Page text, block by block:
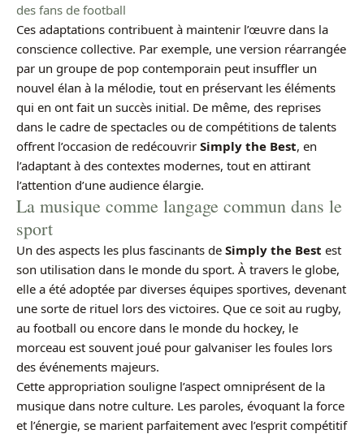
des fans de football
Ces adaptations contribuent à maintenir l’œuvre dans la
conscience collective. Par exemple, une version réarrangée
par un groupe de pop contemporain peut insuffler un
nouvel élan à la mélodie, tout en préservant les éléments
qui en ont fait un succès initial. De même, des reprises
dans le cadre de spectacles ou de compétitions de talents
offrent l’occasion de redécouvrir Simply the Best, en
l’adaptant à des contextes modernes, tout en attirant
l’attention d’une audience élargie.
La musique comme langage commun dans le
sport
Un des aspects les plus fascinants de Simply the Best est
son utilisation dans le monde du sport. À travers le globe,
elle a été adoptée par diverses équipes sportives, devenant
une sorte de rituel lors des victoires. Que ce soit au rugby,
au football ou encore dans le monde du hockey, le
morceau est souvent joué pour galvaniser les foules lors
des événements majeurs.
Cette appropriation souligne l’aspect omniprésent de la
musique dans notre culture. Les paroles, évoquant la force
et l’énergie, se marient parfaitement avec l’esprit compétitif